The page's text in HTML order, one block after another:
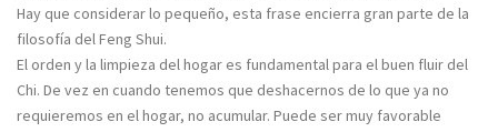
Hay que considerar lo pequeño, esta frase encierra gran parte de la
filosofía del Feng Shui.
El orden y la limpieza del hogar es fundamental para el buen fluir del
Chi. De vez en cuando tenemos que deshacernos de lo que ya no
requieremos en el hogar, no acumular. Puede ser muy favorable